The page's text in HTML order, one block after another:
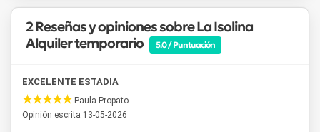
2 Reseñas y opiniones sobre La Isolina
Alquiler temporario
5.0 / Puntuación
EXCELENTE ESTADIA
Paula Propato
Opinión escrita 13-05-2026